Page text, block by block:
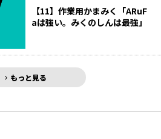
【11】作業用かまみく「ARuF
aは強い。みくのしんは最強」
もっと見る